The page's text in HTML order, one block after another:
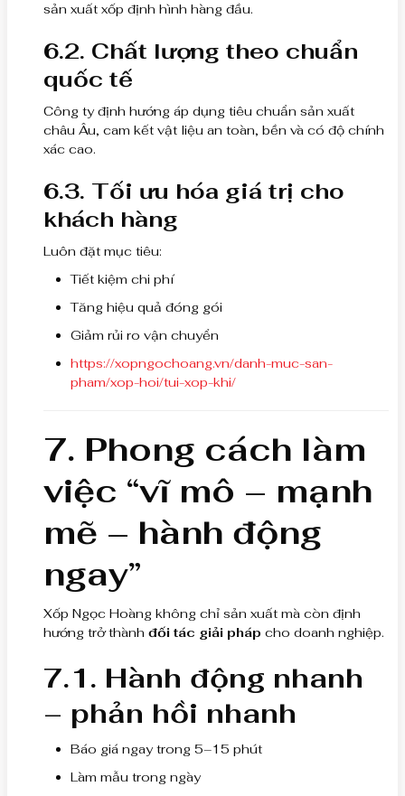
sản xuất xốp định hình hàng đầu.
6.2. Chất lượng theo chuẩn
quốc tế
Công ty định hướng áp dụng tiêu chuẩn sản xuất
châu Âu, cam kết vật liệu an toàn, bền và có độ chính
xác cao.
6.3. Tối ưu hóa giá trị cho
khách hàng
Luôn đặt mục tiêu:
Tiết kiệm chi phí
Tăng hiệu quả đóng gói
Giảm rủi ro vận chuyển
https://xopngochoang.vn/danh-muc-san-
pham/xop-hoi/tui-xop-khi/
7. Phong cách làm
việc “vĩ mô – mạnh
mẽ – hành động
ngay”
Xốp Ngọc Hoàng không chỉ sản xuất mà còn định
hướng trở thành đối tác giải pháp cho doanh nghiệp.
7.1. Hành động nhanh
– phản hồi nhanh
Báo giá ngay trong 5–15 phút
Làm mẫu trong ngày